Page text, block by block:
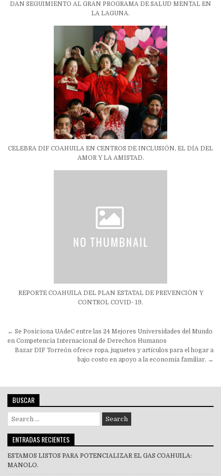
DAN SEGUIMIENTO AL GRAN PROGRAMA DE SALUD MENTAL EN
LA LAGUNA.
CELEBRA DIF COAHUILA EN CENTROS DE INCLUSIÓN, EL DÍA DEL
AMOR Y LA AMISTAD.
REPORTE COAHUILA DEL PLAN ESTATAL DE PREVENCIÓN Y
CONTROL COVID- 19.
Navegación
de
entradas
← Se Posiciona UAdeC entre las 24 Mejores Universidades del Mundo
en Competencia Internacional de Derechos Humanos
Bazar DIF Torreón ofrece ropa, juguetes y artículos para el hogar a
bajo costo en apoyo a la economía familiar. →
BUSCAR
Search
for:
ENTRADAS RECIENTES
ESTAMOS LISTOS PARA POTENCIALIZAR EL GAS COAHUILA:
MANOLO.